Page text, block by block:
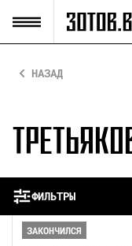
НАЗАД
ФИЛЬТРЫ
ЗАКОНЧИЛСЯ